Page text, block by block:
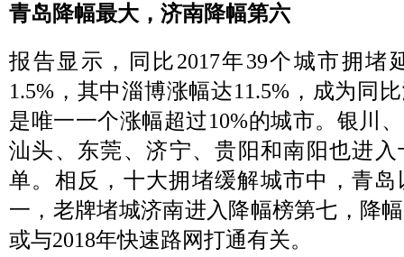
青岛降幅最大，济南降幅第六
报告显示，同比2017年39个城市拥堵
1.5%，其中淄博涨幅达11.5%，成为同
是唯一一个涨幅超过10%的城市。银川
汕头、东莞、济宁、贵阳和南阳也进
单。相反，十大拥堵缓解城市中，青岛
一，老牌堵城济南进入降幅榜第七，降
或与2018年快速路网打通有关。